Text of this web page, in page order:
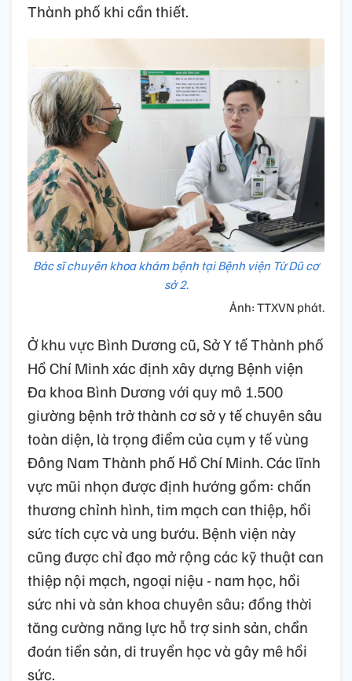
Thành phố khi cần thiết.
Bác sĩ chuyên khoa khám bệnh tại Bệnh viện Từ Dũ cơ
sở 2.
Ảnh: TTXVN phát.
Ở khu vực Bình Dương cũ, Sở Y tế Thành phố
Hồ Chí Minh xác định xây dựng Bệnh viện
Đa khoa Bình Dương với quy mô 1.500
giường bệnh trở thành cơ sở y tế chuyên sâu
toàn diện, là trọng điểm của cụm y tế vùng
Đông Nam Thành phố Hồ Chí Minh. Các lĩnh
vực mũi nhọn được định hướng gồm: chấn
thương chỉnh hình, tim mạch can thiệp, hồi
sức tích cực và ung bướu. Bệnh viện này
cũng được chỉ đạo mở rộng các kỹ thuật can
thiệp nội mạch, ngoại niệu - nam học, hồi
sức nhi và sản khoa chuyên sâu; đồng thời
tăng cường năng lực hỗ trợ sinh sản, chẩn
đoán tiền sản, di truyền học và gây mê hồi
sức.